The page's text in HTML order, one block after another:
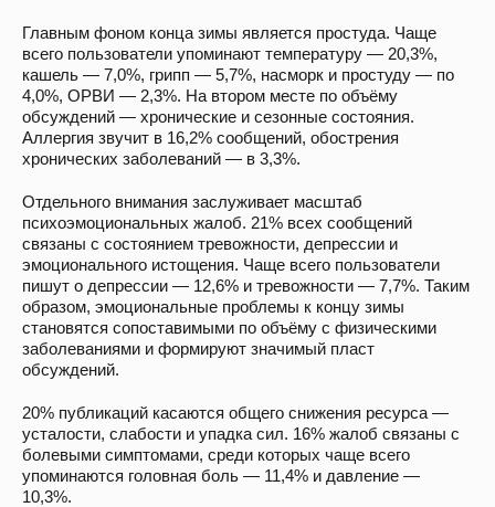
Главным фоном конца зимы является простуда. Чаще
всего пользователи упоминают температуру — 20,3%,
кашель — 7,0%, грипп — 5,7%, насморк и простуду — по
4,0%, ОРВИ — 2,3%. На втором месте по объёму
обсуждений — хронические и сезонные состояния.
Аллергия звучит в 16,2% сообщений, обострения
хронических заболеваний — в 3,3%.
Отдельного внимания заслуживает масштаб
психоэмоциональных жалоб. 21% всех сообщений
связаны с состоянием тревожности, депрессии и
эмоционального истощения. Чаще всего пользователи
пишут о депрессии — 12,6% и тревожности — 7,7%. Таким
образом, эмоциональные проблемы к концу зимы
становятся сопоставимыми по объёму с физическими
заболеваниями и формируют значимый пласт
обсуждений.
20% публикаций касаются общего снижения ресурса —
усталости, слабости и упадка сил. 16% жалоб связаны с
болевыми симптомами, среди которых чаще всего
упоминаются головная боль — 11,4% и давление —
10,3%.